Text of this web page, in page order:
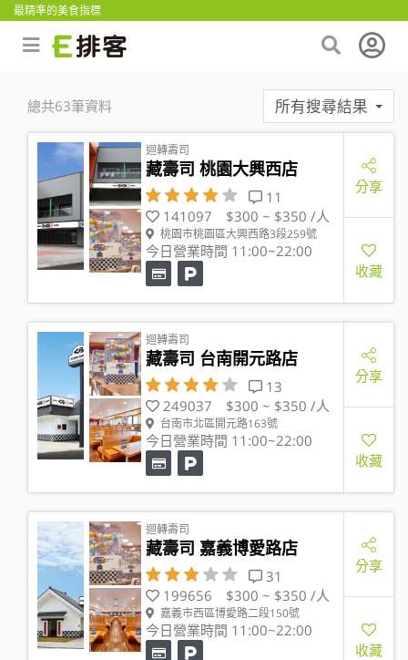
最精準的美食指標
總共63筆資料 所有搜尋結果
迴轉壽司
藏壽司 桃園大興西店
11
141097
$300 ~ $350 /人
桃園市桃園區大興西路3段259號
今日營業時間 11:00~22:00
分享
收藏
迴轉壽司
藏壽司 台南開元路店
13
249037
$300 ~ $350 /人
台南市北區開元路163號
今日營業時間 11:00~22:00
分享
收藏
迴轉壽司
藏壽司 嘉義博愛路店
31
199656
$300 ~ $350 /人
嘉義市西區博愛路二段150號
今日營業時間 11:00~22:00
分享
收藏